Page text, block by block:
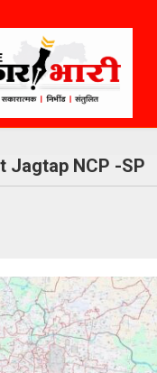
Jagtap NCP -SP